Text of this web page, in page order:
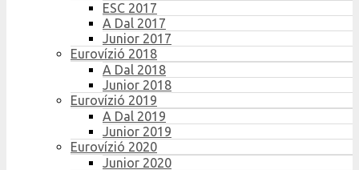
ESC 2017
A Dal 2017
Junior 2017
Eurovízió 2018
A Dal 2018
Junior 2018
Eurovízió 2019
A Dal 2019
Junior 2019
Eurovízió 2020
Junior 2020